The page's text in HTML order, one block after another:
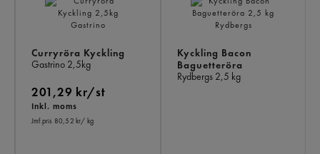
Curryröra Kyckling
Gastrino 2,5kg
201,29 kr/st
Inkl. moms
Jmf.pris 80,52 kr/ kg
Kyckling Bacon
Baguetteröra
Rydbergs 2,5 kg